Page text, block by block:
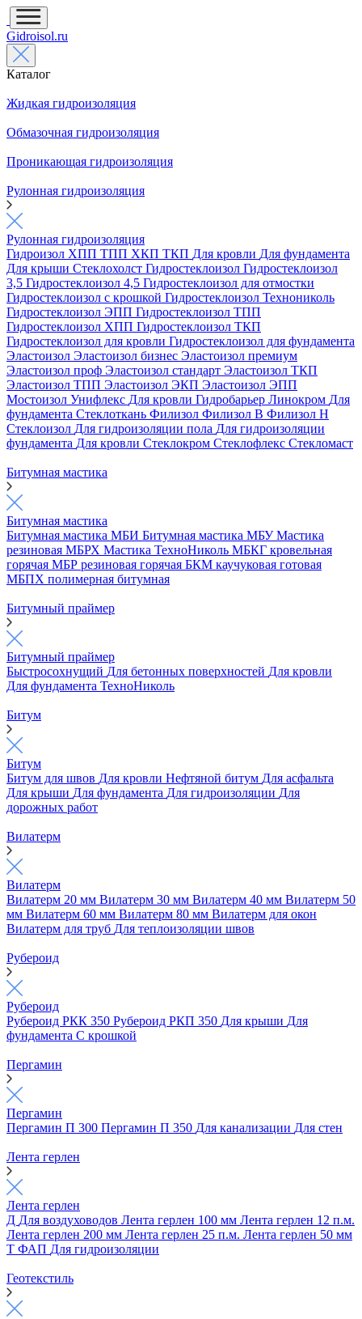
Gidroisol.ru
Каталог
Жидкая гидроизоляция
Обмазочная гидроизоляция
Проникающая гидроизоляция
Рулонная гидроизоляция
Рулонная гидроизоляция
Гидроизол ХПП ТПП ХКП ТКП Для кровли Для фундамента
Для крыши Стеклохолст Гидростеклоизол Гидростеклоизол
3,5 Гидростеклоизол 4,5 Гидростеклоизол для отмостки
Гидростеклоизол с крошкой Гидростеклоизол Технониколь
Гидростеклоизол ЭПП Гидростеклоизол ТПП
Гидростеклоизол ХПП Гидростеклоизол ТКП
Гидростеклоизол для кровли Гидростеклоизол для фундамента
Эластоизол Эластоизол бизнес Эластоизол премиум
Эластоизол проф Эластоизол стандарт Эластоизол ТКП
Эластоизол ТПП Эластоизол ЭКП Эластоизол ЭПП
Мостоизол Унифлекс Для кровли Гидробарьер Линокром Для
фундамента Стеклоткань Филизол Филизол В Филизол Н
Стеклоизол Для гидроизоляции пола Для гидроизоляции
фундамента Для кровли Стеклокром Стеклофлекс Стекломаст
Битумная мастика
Битумная мастика
Битумная мастика МБИ Битумная мастика МБУМастика
резиновая МБРХ Мастика ТехноНиколь МБКГ кровельная
горячая МБР резиновая горячая БКМ каучуковая готовая
МБПХ полимерная битумная
Битумный праймер
Битумный праймер
Быстросохнущий Для бетонных поверхностей Для кровли
Для фундамента ТехноНиколь
Битум
Битум
Битум для швов Для кровли Нефтяной битум Для асфальта
Для крыши Для фундамента Для гидроизоляции Для
дорожных работ
Вилатерм
Вилатерм
Вилатерм 20 мм Вилатерм 30 мм Вилатерм 40 мм Вилатерм 50
мм Вилатерм 60 мм Вилатерм 80 мм Вилатерм для окон
Вилатерм для труб Для теплоизоляции швов
Рубероид
Рубероид
Рубероид РКК 350 Рубероид РКП 350 Для крыши Для
фундамента С крошкой
Пергамин
Пергамин
Пергамин П 300 Пергамин П 350 Для канализации Для стен
Лента герлен
Лента герлен
Д Для воздуховодов Лента герлен 100 мм Лента герлен 12 п.м.
Лента герлен 200 мм Лента герлен 25 п.м. Лента герлен 50 мм
Т ФАП Для гидроизоляции
Геотекстиль